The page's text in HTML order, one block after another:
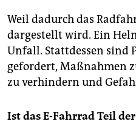
Weil dadurch das
dargestellt wird. Ein
Unfall. Stattdessen sind
gefordert, Maßnahmen
zu verhindern und
Ist das E-Fahrrad Teil der